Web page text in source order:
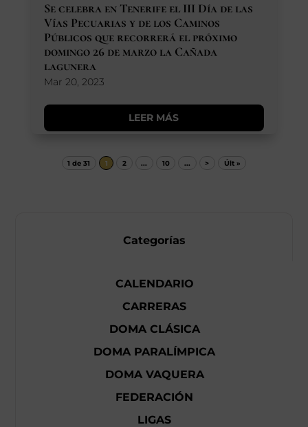
Se celebra en Tenerife el III Día de las
Vías Pecuarias y de los Caminos
Públicos que recorrerá el próximo
domingo 26 de marzo la Cañada
lagunera
Mar 20, 2023
LEER MÁS
1 de 31 1 2 ... 10 ... > Últ »
Categorías
CALENDARIO
CARRERAS
DOMA CLÁSICA
DOMA PARALÍMPICA
DOMA VAQUERA
FEDERACIÓN
LIGAS